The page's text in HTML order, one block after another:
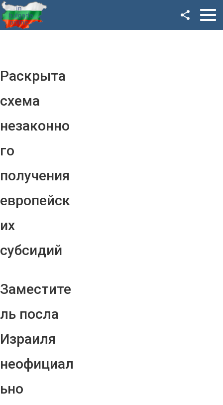
Раскрыта
схема
незаконно
го
получения
европейск
их
субсидий
Заместите
ль посла
Израиля
неофициал
ьно